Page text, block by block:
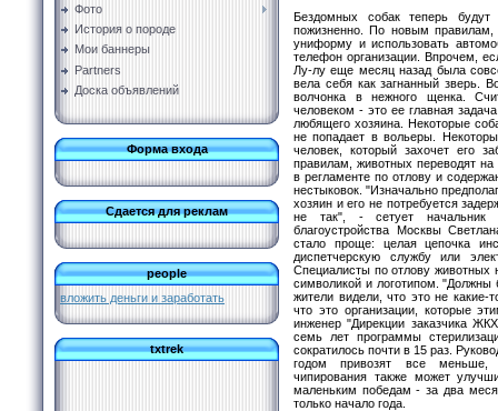
Фото
История о породе
Мои баннеры
Partners
Доска объявлений
Форма входа
Сдается для реклам
people
вложить деньги и заработать
txtrek
Бездомных собак теперь
пожизненно. По новым
униформу и использовать
телефон организации. Впрочем,
Лу-лу еще месяц назад была
вела себя как загнанный зверь.
волчонка в нежного щенка.
человеком - это ее главная
любящего хозяина. Некоторые
не попадает в вольеры.
человек, который захочет его
правилам, животных переводят
в регламенте по отлову и
нестыковок. "Изначально
хозяин и его не потребуется
не так", - сетует начальник
благоустройства Москвы
стало проще: целая цепочка
диспетчерскую службу или
Специалисты по отлову животных
символикой и логотипом. "Должны
жители видели, что это не
что это организации, которые
инженер "Дирекции заказчика
семь лет программы
сократилось почти в 15 раз.
годом привозят все меньше,
чипирования также может
маленьким победам - за два
только начало года.